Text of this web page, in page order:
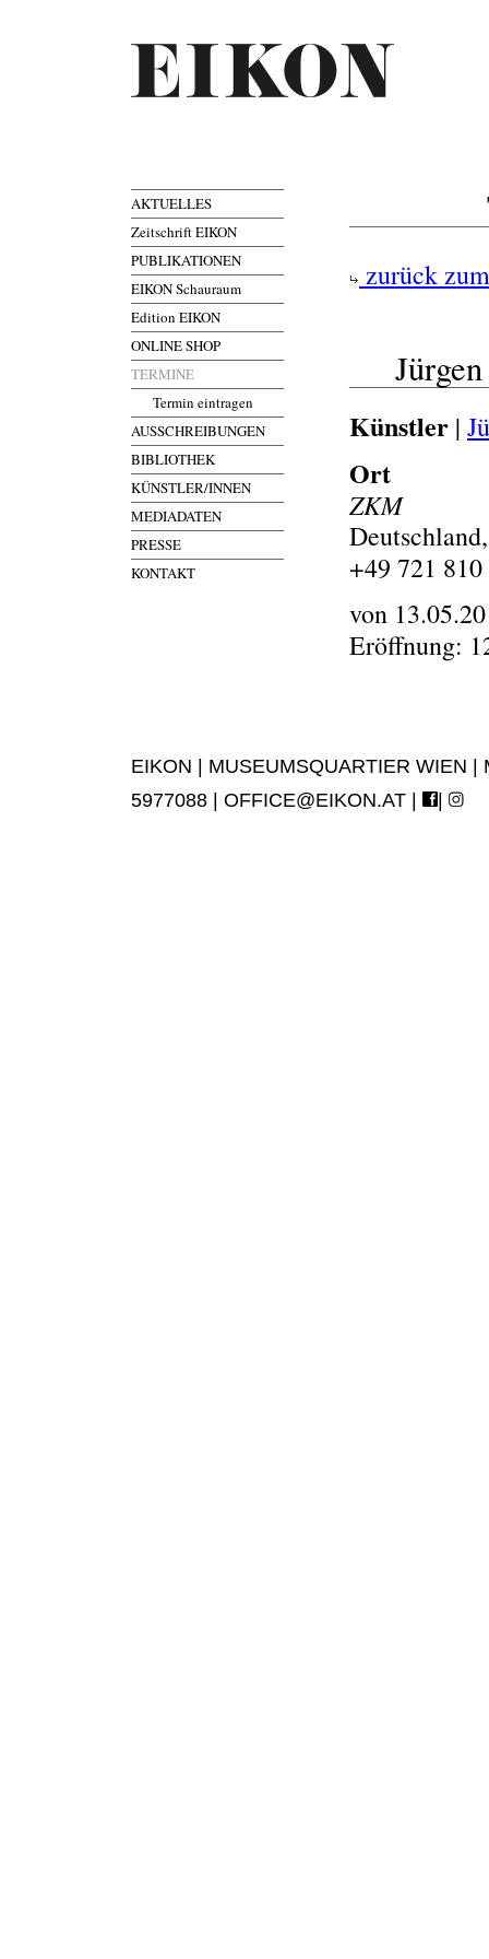
AKTUELLES
Zeitschrift EIKON
PUBLIKATIONEN
EIKON Schauraum
Edition EIKON
ONLINE SHOP
TERMINE
Termin eintragen
AUSSCHREIBUNGEN
BIBLIOTHEK
KÜNSTLER/INNEN
MEDIADATEN
PRESSE
KONTAKT
zurück
Künstler |
Ort
ZKM
+49 721
von
Eröffnung:
EIKON | MUSEUMSQUARTIER WIEN
5977088 | OFFICE@EIKON.AT | |